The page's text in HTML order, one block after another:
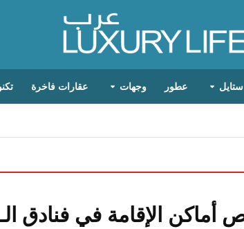
ستايل عطور وجهات عقارات فاخرة